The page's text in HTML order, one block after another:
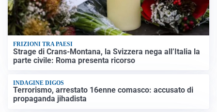
FRIZIONI TRA PAESI
Strage di Crans-Montana, la Svizzera nega all’Italia la
parte civile: Roma presenta ricorso
INDAGINE DIGOS
Terrorismo, arrestato 16enne comasco: accusato di
propaganda jihadista